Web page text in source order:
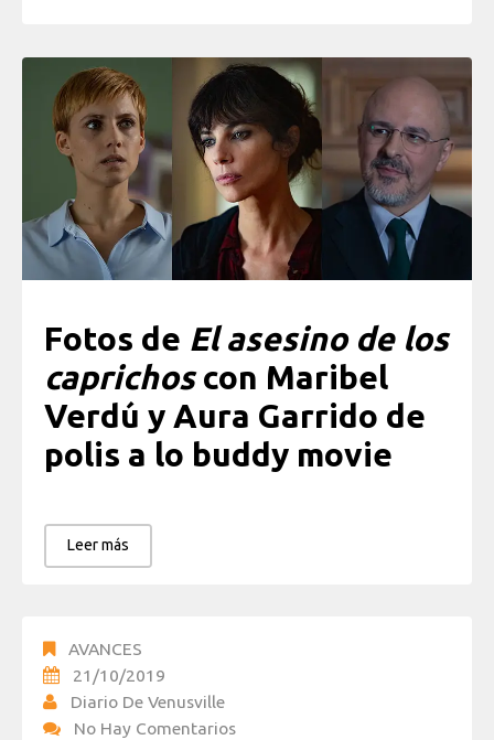
Fotos de El asesino de los
caprichoscon Maribel
Verdú y Aura Garrido de
polis a lo buddy movie
Leer más
AVANCES
21/10/2019
Diario De Venusville
No Hay Comentarios